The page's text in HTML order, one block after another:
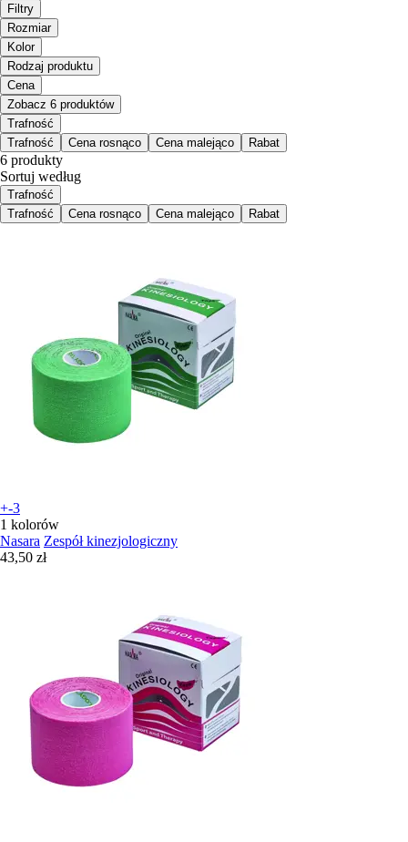
Filtry
Rozmiar
Kolor
Rodzaj produktu
Cena
Zobacz 6 produktów
Trafność
Trafność
Cena rosnąco Cena malejąco Rabat
6 produkty
Sortuj według
Trafność
Trafność
Cena rosnąco Cena malejąco Rabat
+-3
1 kolorów
Nasara Zespół kinezjologiczny
43,50 zł